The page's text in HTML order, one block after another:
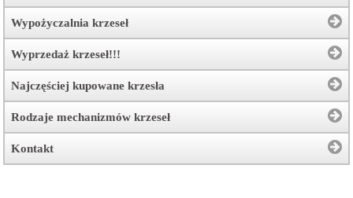
Wypożyczalnia krzeseł
Wyprzedaż krzeseł!!!
Najczęściej kupowane krzesła
Rodzaje mechanizmów krzeseł
Kontakt